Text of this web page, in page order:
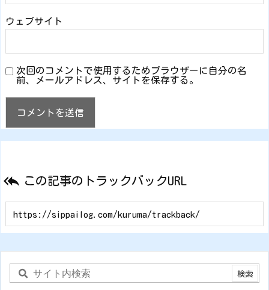
ウェブサイト
次回のコメントで使用するためブラウザーに自分の名
前、メールアドレス、サイトを保存する。
 この記事のトラックバックURL